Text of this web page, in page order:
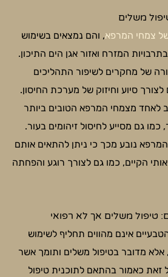
משלים
של צמחי המרפא, והם נמצאים בשימוש
המזרח ואזור אגן הים התיכון.
של מחקרים לשיפור התהליכים
סיוע וחיזוק של מערכת החיסון.
לאחד מצמחי המרפא הטובים ביותר
כמו גם מסייע לחיסול זיהומים בעור.
נובע מכך כי ניתן להתאים אותם
הקיים, כמו גם לצורך רוגע והפחתה
טיפול משלים אך לא רפואי
אינם מהווים תחליף לשימוש
אלא מדובר בטיפול משלים ותומך אשר
זאת כאמור בהתאם לתוכנית טיפול